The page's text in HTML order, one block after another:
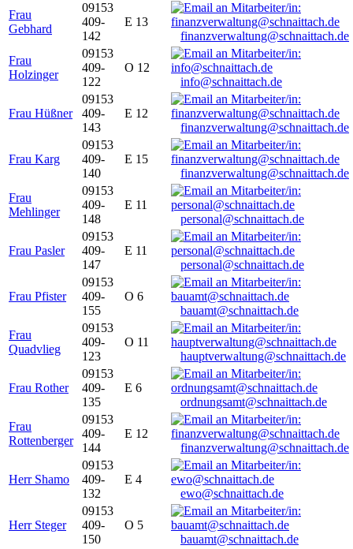
Frau
Gebhard
09153
409-
142
E 13
finanzverwaltung@schnaittach.de
Frau
Holzinger
09153
409-
122
O 12
info@schnaittach.de
Frau Hüßner
09153
409-
143
E 12
finanzverwaltung@schnaittach.de
Frau Karg
09153
409-
140
E 15
finanzverwaltung@schnaittach.de
Frau
Mehlinger
09153
409-
148
E 11
personal@schnaittach.de
Frau Pasler
09153
409-
147
E 11
personal@schnaittach.de
Frau Pfister
09153
409-
155
O 6
bauamt@schnaittach.de
Frau
Quadvlieg
09153
409-
123
O 11
hauptverwaltung@schnaittach.de
Frau Rother
09153
409-
135
E 6
ordnungsamt@schnaittach.de
Frau
Rottenberger
09153
409-
144
E 12
finanzverwaltung@schnaittach.de
Herr Shamo
09153
409-
132
E 4
ewo@schnaittach.de
Herr Steger
09153
409-
150
O 5
bauamt@schnaittach.de